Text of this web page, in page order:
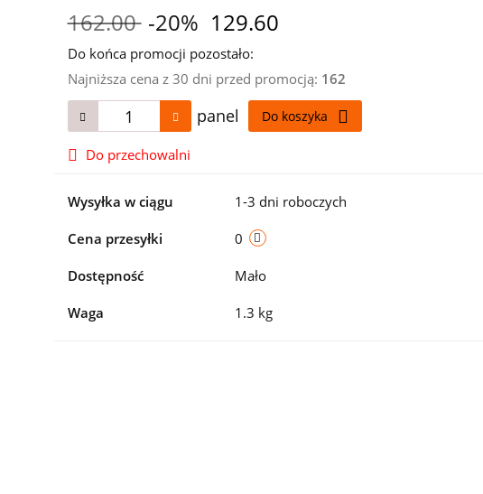
162.00 -20% 129.60
Do końca promocji pozostało:
Najniższa cena z 30 dni przed promocją: 162
panel Do koszyka
Do przechowalni
Wysyłka w ciągu 1-3 dni roboczych
Cena przesyłki 0
Dostępność Mało
Waga 1.3 kg